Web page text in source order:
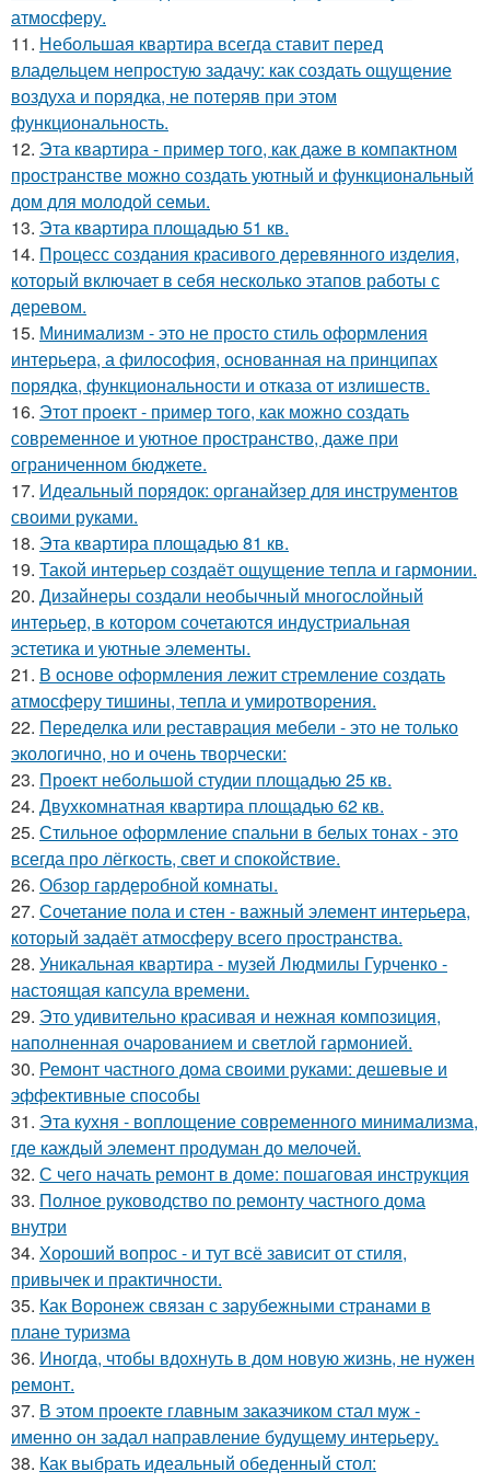
атмосферу.
11. Небольшая квартира всегда ставит перед
владельцем непростую задачу: как создать ощущение
воздуха и порядка, не потеряв при этом
функциональность.
12. Эта квартира - пример того, как даже в компактном
пространстве можно создать уютный и функциональный
дом для молодой семьи.
13. Эта квартира площадью 51 кв.
14. Процесс создания красивого деревянного изделия,
который включает в себя несколько этапов работы с
деревом.
15. Минимализм - это не просто стиль оформления
интерьера, а философия, основанная на принципах
порядка, функциональности и отказа от излишеств.
16. Этот проект - пример того, как можно создать
современное и уютное пространство, даже при
ограниченном бюджете.
17. Идеальный порядок: органайзер для инструментов
своими руками.
18. Эта квартира площадью 81 кв.
19. Такой интерьер создаёт ощущение тепла и гармонии.
20. Дизайнеры создали необычный многослойный
интерьер, в котором сочетаются индустриальная
эстетика и уютные элементы.
21. В основе оформления лежит стремление создать
атмосферу тишины, тепла и умиротворения.
22. Переделка или реставрация мебели - это не только
экологично, но и очень творчески:
23. Проект небольшой студии площадью 25 кв.
24. Двухкомнатная квартира площадью 62 кв.
25. Стильное оформление спальни в белых тонах - это
всегда про лёгкость, свет и спокойствие.
26. Обзор гардеробной комнаты.
27. Сочетание пола и стен - важный элемент интерьера,
который задаёт атмосферу всего пространства.
28. Уникальная квартира - музей Людмилы Гурченко -
настоящая капсула времени.
29. Это удивительно красивая и нежная композиция,
наполненная очарованием и светлой гармонией.
30. Ремонт частного дома своими руками: дешевые и
эффективные способы
31. Эта кухня - воплощение современного минимализма,
где каждый элемент продуман до мелочей.
32. С чего начать ремонт в доме: пошаговая инструкция
33. Полное руководство по ремонту частного дома
внутри
34. Хороший вопрос - и тут всё зависит от стиля,
привычек и практичности.
35. Как Воронеж связан с зарубежными странами в
плане туризма
36. Иногда, чтобы вдохнуть в дом новую жизнь, не нужен
ремонт.
37. В этом проекте главным заказчиком стал муж -
именно он задал направление будущему интерьеру.
38. Как выбрать идеальный обеденный стол: